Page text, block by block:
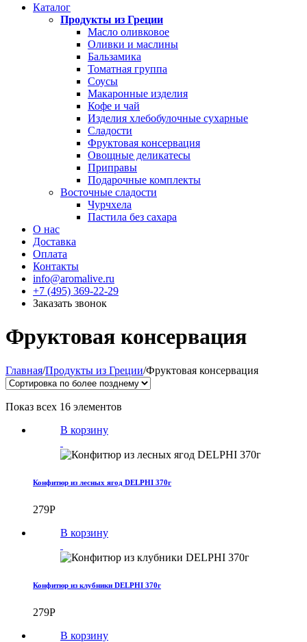
Каталог
Продукты из Греции
Масло оливковое
Оливки и маслины
Бальзамика
Томатная группа
Соусы
Макаронные изделия
Кофе и чай
Изделия хлебобулочные сухарные
Сладости
Фруктовая консервация
Овощные деликатесы
Приправы
Подарочные комплекты
Восточные сладости
Чурчхела
Пастила без сахара
О нас
Доставка
Оплата
Контакты
info@aromalive.ru
+7 (495) 369-22-29
Заказать звонок
Категория:
Фруктовая консервация
Главная/Продукты из Греции/Фруктовая консервация
Показ всех 16 элементов
В корзину
Конфитюр из лесных ягод DELPHI 370г
279Р
В корзину
Конфитюр из клубники DELPHI 370г
279Р
В корзину